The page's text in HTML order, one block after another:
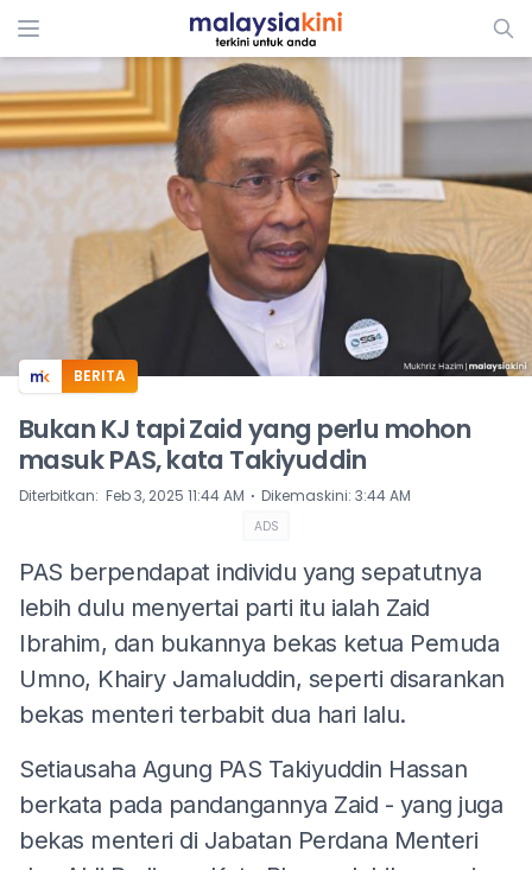
ADS
BERITA
Bukan KJ tapi Zaid yang perlu mohon
masuk PAS, kata Takiyuddin
Diterbitkan: Feb 3, 2025 11:44 AM ⋅ Dikemaskini: 3:44 AM
ADS
PAS berpendapat individu yang sepatutnya
lebih dulu menyertai parti itu ialah Zaid
Ibrahim, dan bukannya bekas ketua Pemuda
Umno, Khairy Jamaluddin, seperti disarankan
bekas menteri terbabit dua hari lalu.
Setiausaha Agung PAS Takiyuddin Hassan
berkata pada pandangannya Zaid - yang juga
bekas menteri di Jabatan Perdana Menteri